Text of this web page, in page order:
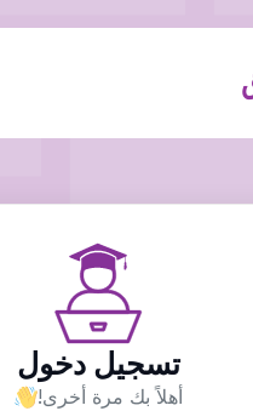
تسجيل دخول
أهلاً بك مرة أخرى!